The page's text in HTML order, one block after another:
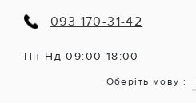
093 170-31-42
Пн-Нд 09:00-18:00
Оберіть мову :